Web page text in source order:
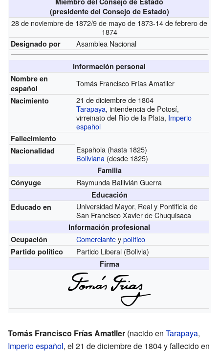
(presidente del Consejo de Estado)
28 de noviembre de 1872/9 de mayo de 1873-14 de febrero de
1874
Designado por Asamblea Nacional
Información personal
Nombre en
español
Tomás Francisco Frías Amatller
Nacimiento
21 de diciembre de 1804
Tarapaya, intendencia de Potosí,
virreinato del Río de la Plata, Imperio
español
Fallecimiento
Nacionalidad
Española (hasta 1825)
Boliviana (desde 1825)
Familia
Cónyuge
Raymunda Ballivián Guerra
Educación
Educado en
Universidad Mayor, Real y Pontificia de
San Francisco Xavier de Chuquisaca
Información profesional
Ocupación
Comercianteypolítico
Partido político Partido Liberal (Bolivia)
Firma
Tomás Francisco Frías Amatller (nacido en Tarapaya,
Imperio español, el 21 de diciembre de 1804 y fallecido en